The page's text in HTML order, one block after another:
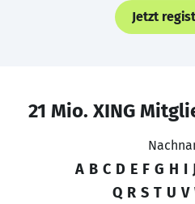
Jetzt
21 Mio. XING
A B C D E F G H I
Q R S T U V